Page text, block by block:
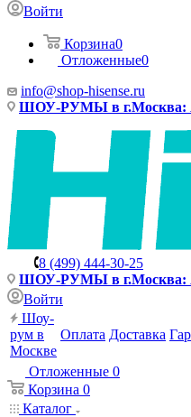
Войти
Корзина0
Отложенные0
info@shop-hisense.ru
ШОУ-РУМЫ в г.Москва:
8 (499) 444-30-25
ШОУ-РУМЫ в г.Москва:
Войти
Шоу-
рум в
Москве
Оплата Доставка
Отложенные 0
Корзина 0
Каталог